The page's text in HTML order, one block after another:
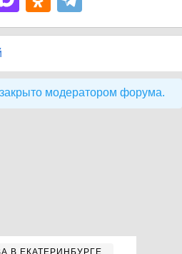
модератором форума.
В ЕКАТЕРИНБУРГЕ